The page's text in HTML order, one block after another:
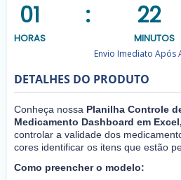
01 : 22
HORAS MINUTOS
Envio Imediato Após
DETALHES DO PRODUTO
Conheça nossa Planilha Controle
Medicamento Dashboard em Excel,
controlar a validade dos
cores identificar os itens que estão
Como preencher o modelo: